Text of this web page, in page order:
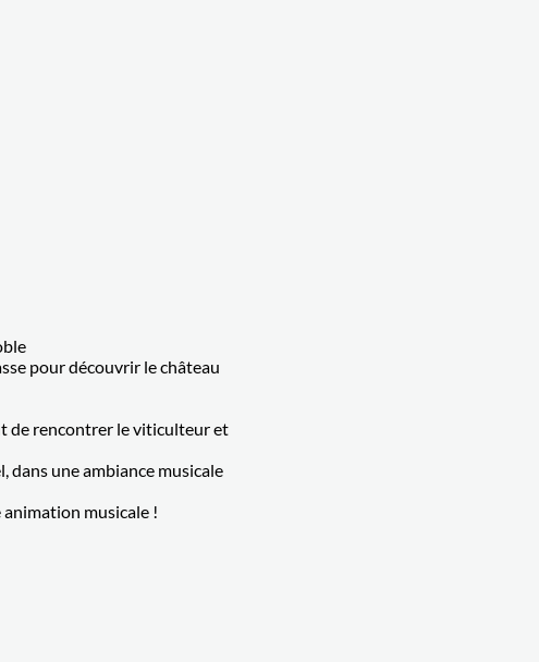
pour découvrir le château
de rencontrer le viticulteur et
dans une ambiance musicale
animation musicale !